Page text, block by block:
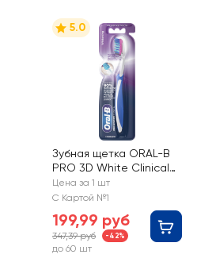
5.0
Зубная щетка ORAL-B
PRO 3D White Clinical
Отбеливание
Цена за 1 шт
С Картой №1
199,99 руб
347,39 руб -42%
до 60 шт